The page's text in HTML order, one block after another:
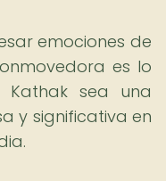
emociones de
es lo
sea una
y significativa en